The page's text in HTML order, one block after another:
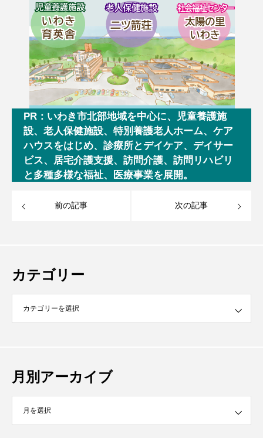
PR：いわき市北部地域を中心に、児童養護施
設、老人保健施設、特別養護老人ホーム、ケア
ハウスをはじめ、診療所とデイケア、デイサー
ビス、居宅介護支援、訪問介護、訪問リハビリ
と多種多様な福祉、医療事業を展開。
前の記事 次の記事
カテゴリー
月別アーカイブ